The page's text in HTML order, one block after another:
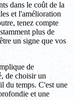
dans le coût de la
et l'amélioration
tenez compte
plus de
un signe que vos
de
de choisir un
du temps. C'est une
et une